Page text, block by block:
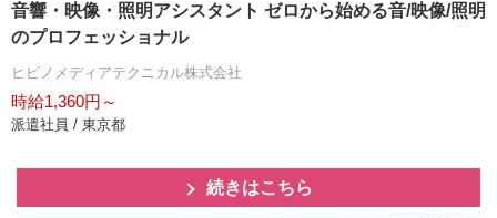
音響・映像・照明アシスタント ゼロから始める音/映像/照明
のプロフェッショナル
ヒビノメディアテクニカル株式会社
時給1,360円～
派遣社員 / 東京都
続きはこちら